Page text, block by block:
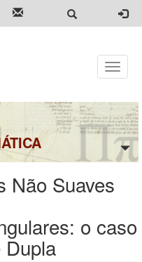
Toggle
Não Suaves
o caso